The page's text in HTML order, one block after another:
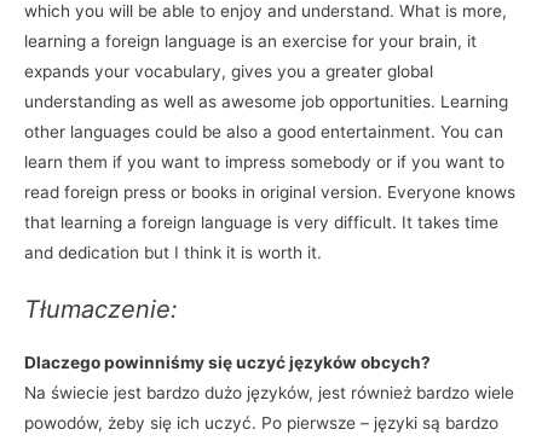
which you will be able to enjoy and understand. What is more,
learning a foreign language is an exercise for your brain, it
expands your vocabulary, gives you a greater global
understanding as well as awesome job opportunities. Learning
other languages could be also a good entertainment. You can
learn them if you want to impress somebody or if you want to
read foreign press or books in original version. Everyone knows
that learning a foreign language is very difficult. It takes time
and dedication but I think it is worth it.
Tłumaczenie:
Dlaczego powinniśmy się uczyć języków obcych?
Na świecie jest bardzo dużo języków, jest również bardzo wiele
powodów, żeby się ich uczyć. Po pierwsze – języki są bardzo